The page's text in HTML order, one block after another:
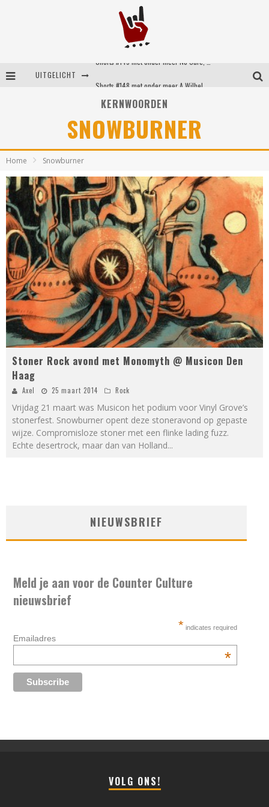
UITGELICHT
KERNWOORDEN
SNOWBURNER
Home Snowburner
Stoner Rock avond met Monomyth @ Musicon Den
Haag
Axel 25 maart 2014 Rock
Vrijdag 21 maart was Musicon het podium voor Vinyl Grove’s
stonerfest. Snowburner opent deze stoneravond op gepaste
wijze. Compromisloze stoner met een flinke lading fuzz.
Echte desertrock, maar dan van Holland...
NIEUWSBRIEF
Meld je aan voor de Counter Culture
nieuwsbrief
* indicates required
Emailadres
*
VOLG ONS!